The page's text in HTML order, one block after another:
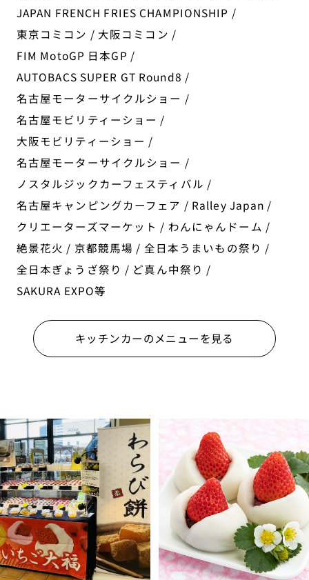
JAPAN FRENCH FRIES CHAMPIONSHIP /
東京コミコン / 大阪コミコン /
FIM MotoGP 日本GP /
AUTOBACS SUPER GT Round8 /
名古屋モーターサイクルショー /
名古屋モビリティーショー /
大阪モビリティーショー /
名古屋モーターサイクルショー /
ノスタルジックカーフェスティバル /
名古屋キャンピングカーフェア / Ralley Japan /
クリエーターズマーケット / わんにゃんドーム /
絶景花火 / 京都競馬場 / 全日本うまいもの祭り /
全日本ぎょうざ祭り / ど真ん中祭り /
SAKURA EXPO等
キッチンカーのメニューを見る